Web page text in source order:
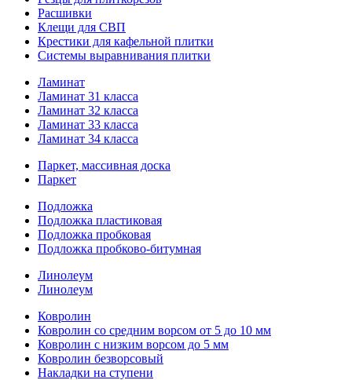
Расшивки
Клещи для СВП
Крестики для кафельной плитки
Системы выравнивания плитки
Ламинат
Ламинат 31 класса
Ламинат 32 класса
Ламинат 33 класса
Ламинат 34 класса
Паркет, массивная доска
Паркет
Подложка
Подложка пластиковая
Подложка пробковая
Подложка пробково-битумная
Линолеум
Линолеум
Ковролин
Ковролин со средним ворсом от 5 до 10 мм
Ковролин с низким ворсом до 5 мм
Ковролин безворсовый
Накладки на ступени